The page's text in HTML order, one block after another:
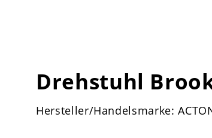
Drehstuhl
Hersteller/Handelsmarke: